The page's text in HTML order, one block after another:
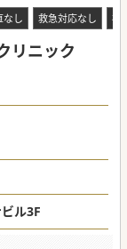
手当があり、県
通勤の利便性も
がなく他県出
制です。
なし 救急対応なし 複
リニック
1 セスナビル3F